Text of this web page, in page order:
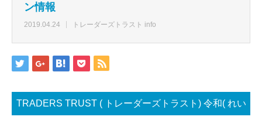
ン情報
2019.04.24 トレーダーズトラスト info
TRADERS TRUST ( トレーダーズトラスト) 令和( れい